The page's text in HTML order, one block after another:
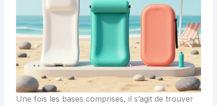
Une fois les bases comprises, il s’agit de trouver